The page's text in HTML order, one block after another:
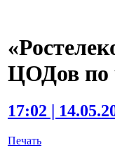
ЦОДов по
17:02 |
Печать